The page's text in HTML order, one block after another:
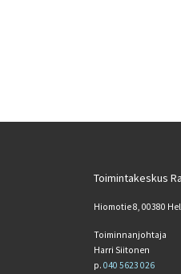
Toimintakeskus
Hiomotie 8, 00380
Toiminnanjohtaja
Harri Siitonen
p. 040 5623 026